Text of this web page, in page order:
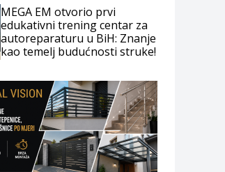
MEGA EM otvorio prvi
edukativni trening centar za
autoreparaturu u BiH: Znanje
kao temelj budućnosti struke!